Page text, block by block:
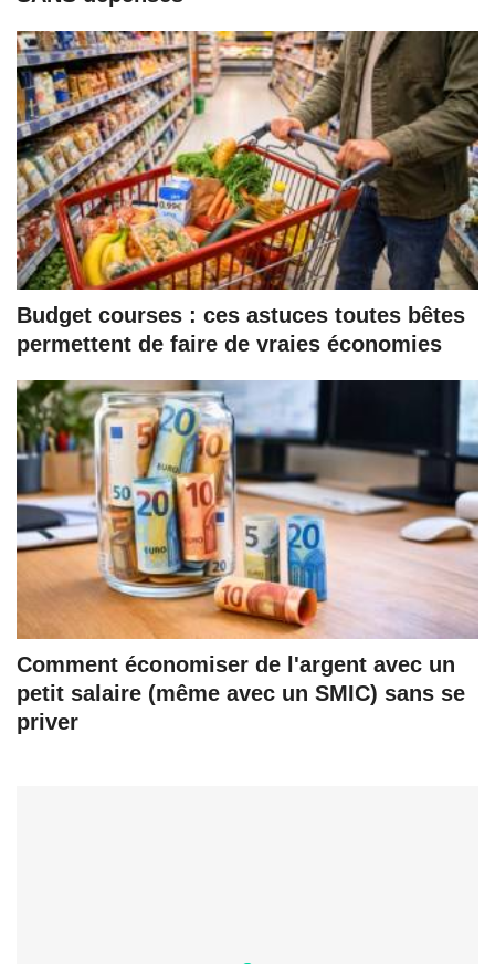
Budget courses : ces astuces toutes bêtes
permettent de faire de vraies économies
Comment économiser de l'argent avec un
petit salaire (même avec un SMIC) sans se
priver